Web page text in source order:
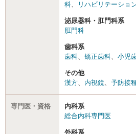
科、 リハビリテーショ
泌尿器科・肛門科系
肛門科
歯科系
歯科、 矯正歯科、 小児
その他
漢方、 内視鏡、 予防接
専門医・資格
内科系
総合内科専門医
外科系